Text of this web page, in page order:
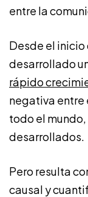
entre la
Desde el inicio
desarrollado
rápido
negativa entre
todo el
desarrollados.
Pero resulta
causal y